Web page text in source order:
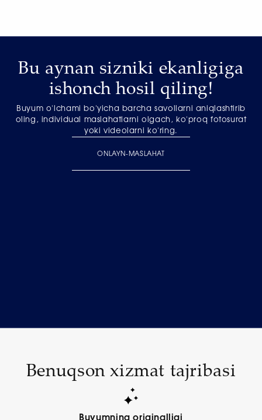
Bu aynan sizniki ekanligiga
ishonch hosil qiling!
Buyum o'lchami bo'yicha barcha savollarni aniqlashtirib
oling, individual maslahatlarni olgach, ko'proq fotosurat
yoki videolarni ko'ring.
ONLAYN-MASLAHAT
Benuqson xizmat tajribasi
Buyumning originalligi